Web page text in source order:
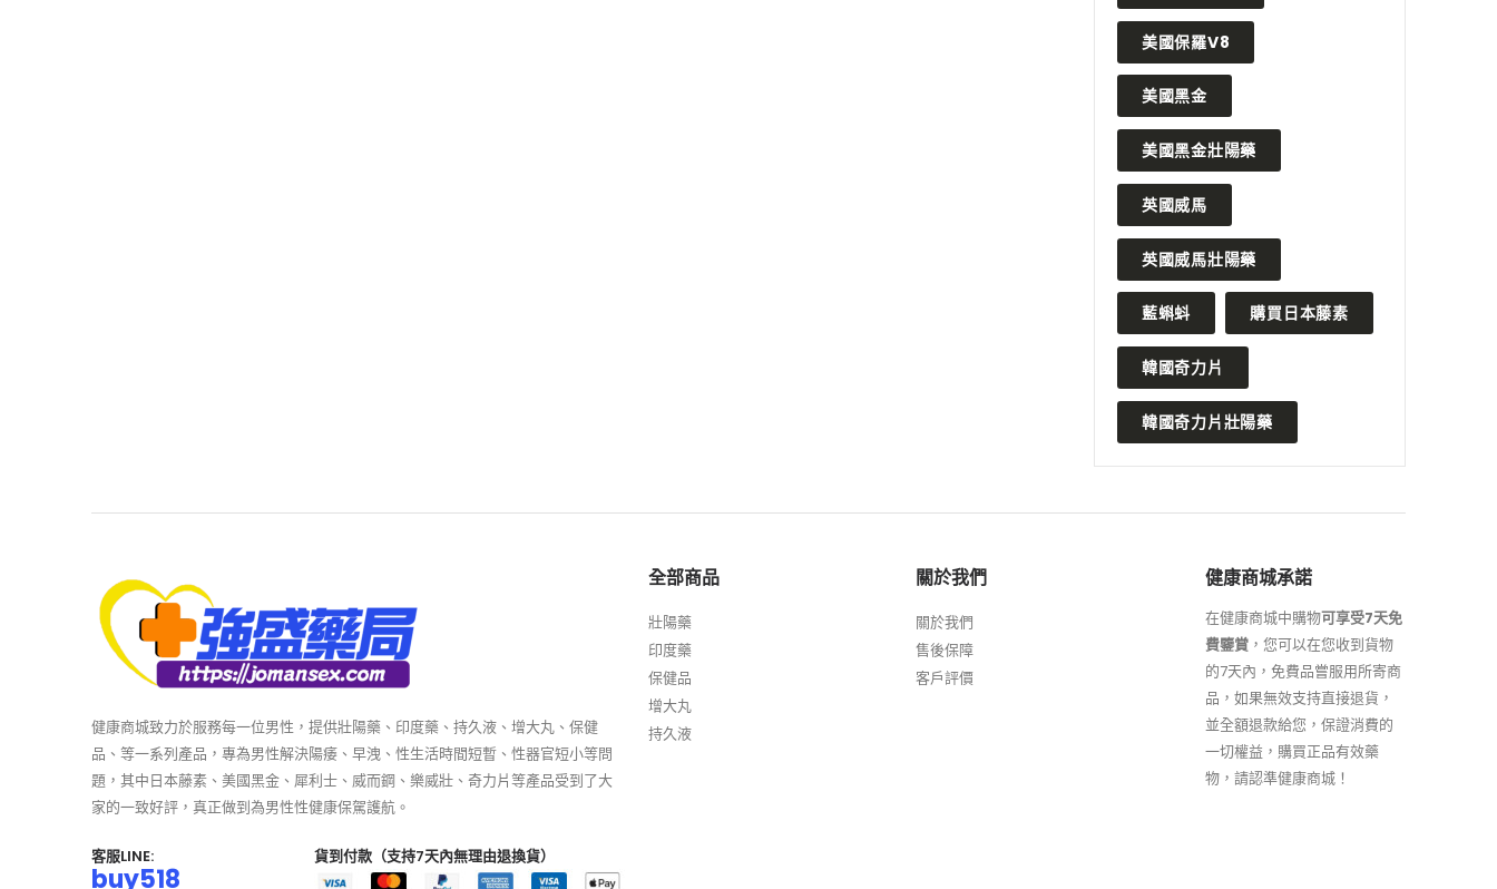
美國保羅V8
美國黑金
美國黑金壯陽藥
英國威馬
英國威馬壯陽藥
藍蝌蚪 購買日本藤素
韓國奇力片
韓國奇力片壯陽藥
健康商城致力於服務每一位男性，提供壯陽藥、印度藥、持久液、增大丸、保健
品、等一系列產品，專為男性解決陽痿、早洩、性生活時間短暫、性器官短小等問
題，其中日本藤素、美國黑金、犀利士、威而鋼、樂威壯、奇力片等產品受到了大
家的一致好評，真正做到為男性性健康保駕護航。
客服LINE:
buy518
貨到付款（支持7天內無理由退換貨）
全部商品
壯陽藥
印度藥
保健品
增大丸
持久液
關於我們
關於我們
售後保障
客戶評價
健康商城承諾
在健康商城中購物可享受7天免
費鑒賞 ，您可以在您收到貨物
的7天內，免費品嘗服用所寄商
品，如果無效支持直接退貨，
並全額退款給您，保證消費的
一切權益，購買正品有效藥
物，請認準健康商城！